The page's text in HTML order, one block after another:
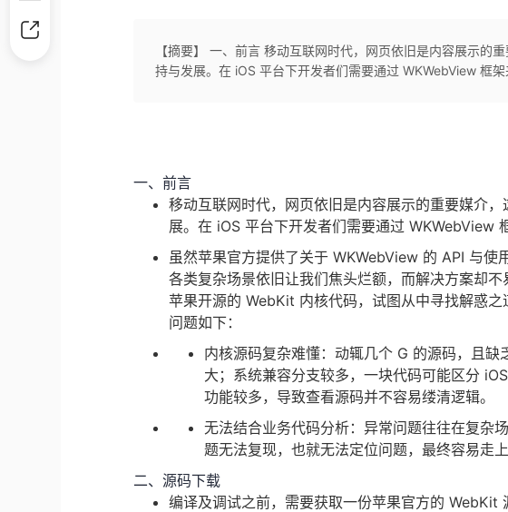
【摘要】 一、前言 移动互联网时代，网页依旧是内容展示的
持与发展。在 iOS 平台下开发者们需要通过 WKWebView 框
一、前言
移动互联网时代，网页依旧是内容展示的重要媒介
展。在 iOS 平台下开发者们需要通过 WKWebView
虽然苹果官方提供了关于 WKWebView 的 API 与使
各类复杂场景依旧让我们焦头烂额，而解决方案却
苹果开源的 WebKit 内核代码，试图从中寻找解惑
问题如下：
内核源码复杂难懂：动辄几个 G 的源码，且
大；系统兼容分支较多，一块代码可能区分
功能较多，导致查看源码并不容易缕清逻辑。
无法结合业务代码分析：异常问题往往在复杂
题无法复现，也就无法定位问题，最终容易走
二、源码下载
编译及调试之前，需要获取一份苹果官方的 WebKit